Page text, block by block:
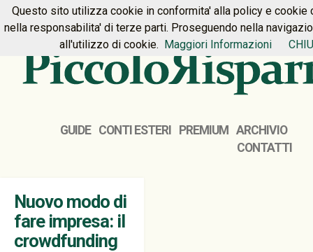
HOME PREMIUM CONTATTI
GUIDE CONTI ESTERI PREMIUM
ARCHIVIO
CONTATTI
Nuovo modo di
fare impresa: il
crowdfunding
Questo sito utilizza cookie in conformita' alla policy e cookie
nella responsabilita' di terze parti. Proseguendo nella
all'utilizzo di cookie. Maggiori Informazioni